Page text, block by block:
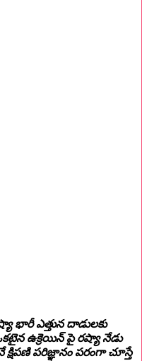
భారీ ఎత్తున దాడులకు
ఉక్రెయిన్ పై రష్యా నేడు
క్షిపణి పరిజ్ఞానం పరంగా చూస్తే